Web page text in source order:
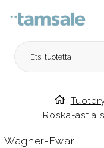
Roska-astia
Wagner-Ewar